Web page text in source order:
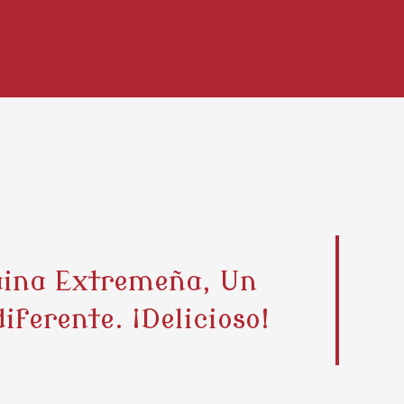
Extremeña, Un
¡Delicioso!